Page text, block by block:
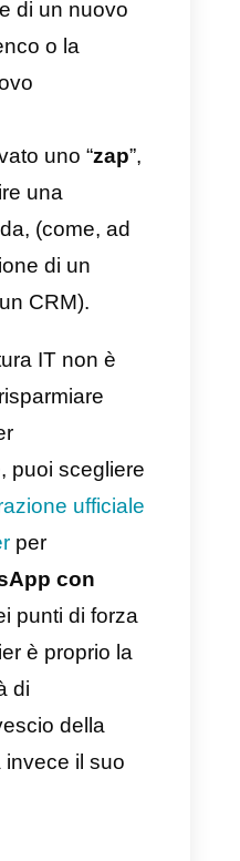
sono possibili
della
API di Callbell
dedicata ai
possibile, ad
icontatti
in